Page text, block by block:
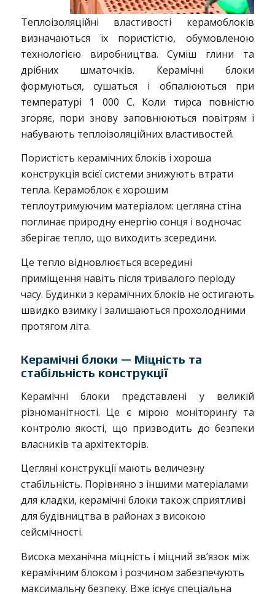
Теплоізоляційні властивості керамоблоків
визначаються їх пористістю, обумовленою
технологією виробництва. Суміш глини та
дрібних шматочків. Керамічні блоки
формуються, сушаться і обпалюються при
температурі 1 000 С. Коли тирса повністю
згоряє, пори знову заповнюються повітрям і
набувають теплоізоляційних властивостей.
Пористість керамічних блоків і хороша
конструкція всієї системи знижують втрати
тепла. Керамоблок є хорошим
теплоутримуючим матеріалом: цегляна стіна
поглинає природну енергію сонця і водночас
зберігає тепло, що виходить зсередини.
Це тепло відновлюється всередині
приміщення навіть після тривалого періоду
часу. Будинки з керамічних блоків не остигають
швидко взимку і залишаються прохолодними
протягом літа.
Керамічні блоки — Міцність та
стабільність конструкції
Керамічні блоки представлені у великій
різноманітності. Це є мірою моніторингу та
контролю якості, що призводить до безпеки
власників та архітекторів.
Цегляні конструкції мають величезну
стабільність. Порівняно з іншими матеріалами
для кладки, керамічні блоки також сприятливі
для будівництва в районах з високою
сейсмічності.
Висока механічна міцність і міцний зв’язок між
керамічним блоком і розчином забезпечують
максимальну безпеку. Вже існує спеціальна